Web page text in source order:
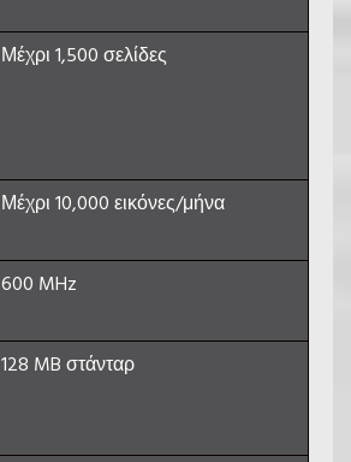
Μέχρι1,500σελίδες
Μέχρι10,000εικόνες/μήνα
600 MHz
128 MB στάνταρ